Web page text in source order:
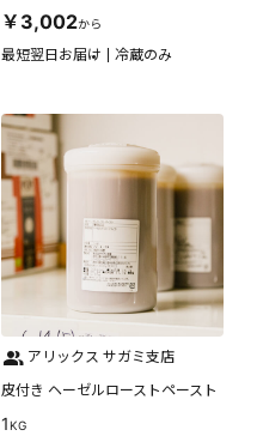
￥3,002から
最短翌日お届け 冷蔵のみ
アリックス サガミ支店
皮付き ヘーゼルローストペースト
1KG